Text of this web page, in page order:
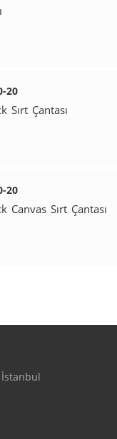
20
Sırt Çantası
20
Canvas Sırt Çantası